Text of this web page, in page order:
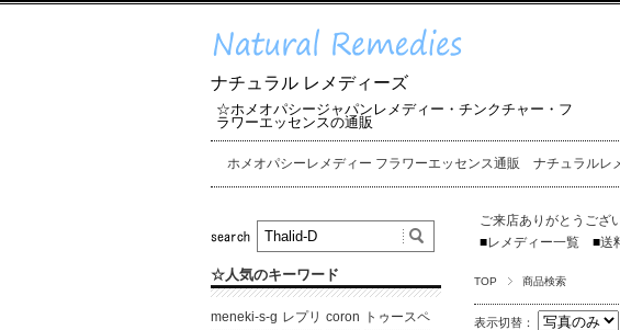
ナチュラル レメディーズ
☆ホメオパシージャパンレメディー・チンクチャー・フ
ラワーエッセンスの通販
ホメオパシーレメディー フラワーエッセンス通販 ナチュラルレ
ご来店ありがとうござ
■レメディー一覧 ■送
TOP 商品検索
表示切替：
☆人気のキーワード
meneki-s-g レプリ coron
トゥースペ